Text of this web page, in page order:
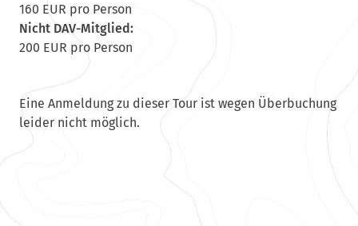
160 EUR pro Person
Nicht DAV-Mitglied:
200 EUR pro Person
Eine Anmeldung zu dieser Tour ist wegen Überbuchung
leider nicht möglich.